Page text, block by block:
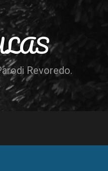
Revoredo.